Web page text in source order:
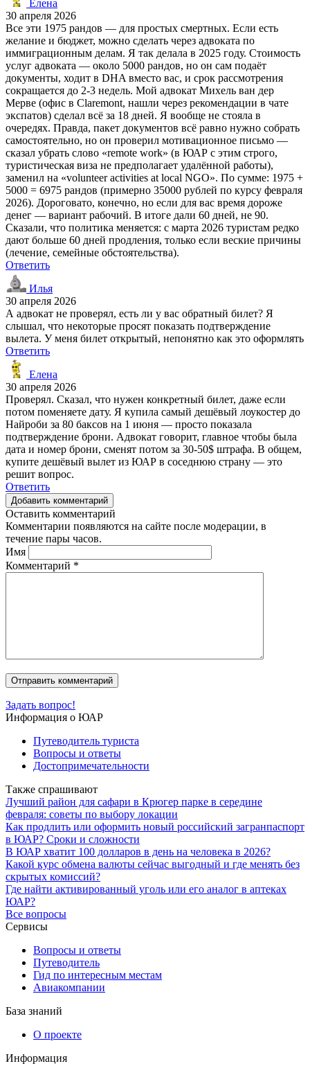
Елена
30 апреля 2026
Все эти 1975 рандов — для простых смертных. Если есть
желание и бюджет, можно сделать через адвоката по
иммиграционным делам. Я так делала в 2025 году. Стоимость
услуг адвоката — около 5000 рандов, но он сам подаёт
документы, ходит в DHA вместо вас, и срок рассмотрения
сокращается до 2-3 недель. Мой адвокат Михель ван дер
Мерве (офис в Claremont, нашли через рекомендации в чате
экспатов) сделал всё за 18 дней. Я вообще не стояла в
очередях. Правда, пакет документов всё равно нужно собрать
самостоятельно, но он проверил мотивационное письмо —
сказал убрать слово «remote work» (в ЮАР с этим строго,
туристическая виза не предполагает удалённой работы),
заменил на «volunteer activities at local NGO». По сумме: 1975 +
5000 = 6975 рандов (примерно 35000 рублей по курсу февраля
2026). Дороговато, конечно, но если для вас время дороже
денег — вариант рабочий. В итоге дали 60 дней, не 90.
Сказали, что политика меняется: с марта 2026 туристам редко
дают больше 60 дней продления, только если веские причины
(лечение, семейные обстоятельства).
Ответить
Илья
30 апреля 2026
А адвокат не проверял, есть ли у вас обратный билет? Я
слышал, что некоторые просят показать подтверждение
вылета. У меня билет открытый, непонятно как это оформлять
Ответить
Елена
30 апреля 2026
Проверял. Сказал, что нужен конкретный билет, даже если
потом поменяете дату. Я купила самый дешёвый лоукостер до
Найроби за 80 баксов на 1 июня — просто показала
подтверждение брони. Адвокат говорит, главное чтобы была
дата и номер брони, сменят потом за 30-50$ штрафа. В общем,
купите дешёвый вылет из ЮАР в соседнюю страну — это
решит вопрос.
Ответить
Добавить комментарий
Оставить комментарий
Комментарии появляются на сайте после модерации, в
течение пары часов.
Имя
Комментарий *
Задать вопрос!
Информация о ЮАР
Путеводитель туриста
Вопросы и ответы
Достопримечательности
Также спрашивают
Лучший район для сафари в Крюгер парке в середине
февраля: советы по выбору локации
Как продлить или оформить новый российский загранпаспорт
в ЮАР? Сроки и сложности
В ЮАР хватит 100 долларов в день на человека в 2026?
Какой курс обмена валюты сейчас выгодный и где менять без
скрытых комиссий?
Где найти активированный уголь или его аналог в аптеках
ЮАР?
Все вопросы
Сервисы
Вопросы и ответы
Путеводитель
Гид по интересным местам
Авиакомпании
База знаний
О проекте
Информация